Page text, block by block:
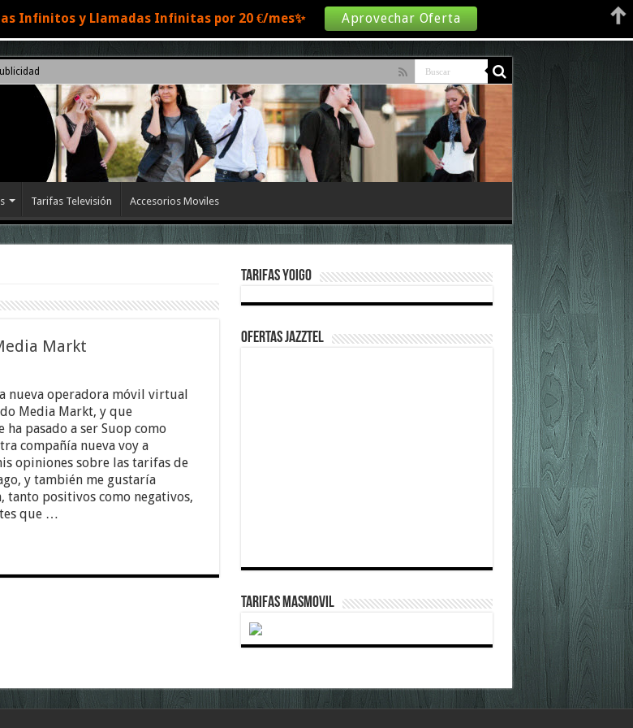
Tarifas Televisión Accesorios Moviles
Markt
nueva operadora móvil virtual
Media Markt, y que
ha pasado a ser Suop como
compañía nueva voy a
opiniones sobre las tarifas de
y también me gustaría
tanto positivos como negativos,
que …
Tarifas Yoigo
Ofertas Jazztel
TARIFAS MASMOVIL
Infinitos y Llamadas Infinitas por 20 €/mes✨ Aprovechar Oferta